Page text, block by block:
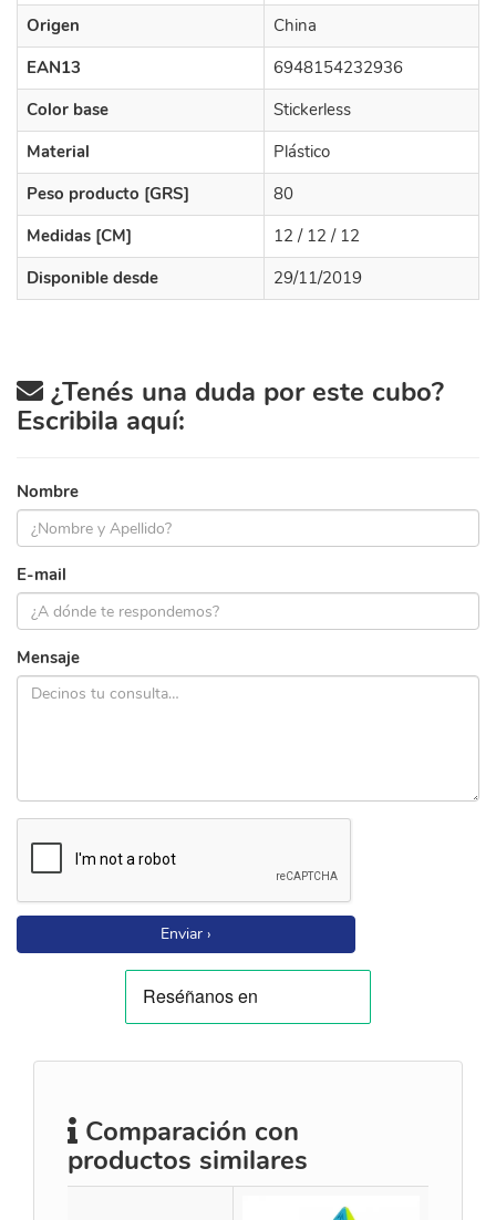
Origen
China
EAN13
6948154232936
Color base
Stickerless
Material
Plástico
Peso producto [GRS]
80
Medidas [CM]
12 / 12 / 12
Disponible desde
29/11/2019
¿Tenés una duda por este cubo?
Escribila aquí:
Nombre
E-mail
Mensaje
Enviar ›
Comparación con
productos similares